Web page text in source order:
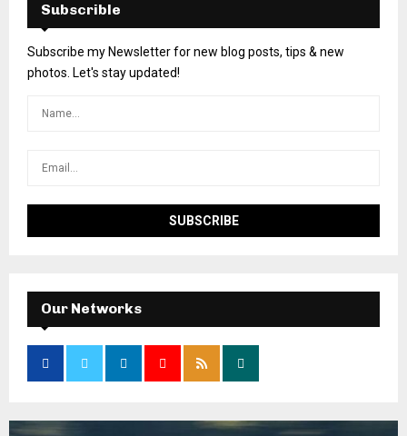
Subscrible
Subscribe my Newsletter for new blog posts, tips & new
photos. Let's stay updated!
Our Networks